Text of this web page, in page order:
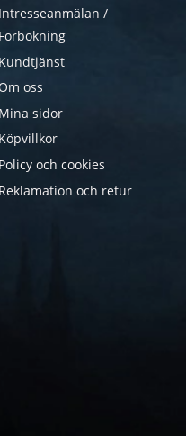
Intresseanmälan /
Förbokning
Kundtjänst
oss
Mina sidor
Köpvillkor
Policy och cookies
Reklamation och retur